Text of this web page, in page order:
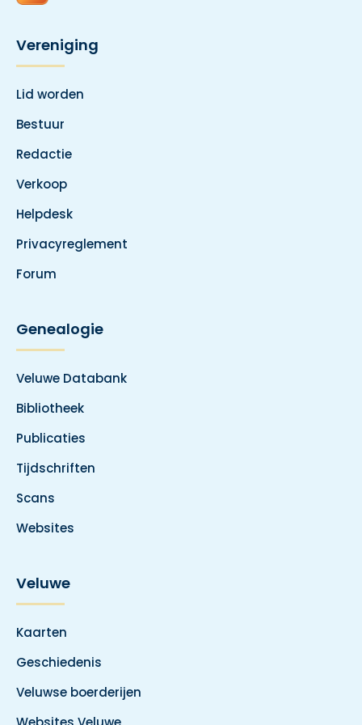
Vereniging
Lid worden
Bestuur
Redactie
Verkoop
Helpdesk
Privacyreglement
Forum
Genealogie
Veluwe Databank
Bibliotheek
Publicaties
Tijdschriften
Scans
Websites
Veluwe
Kaarten
Geschiedenis
Veluwse boerderijen